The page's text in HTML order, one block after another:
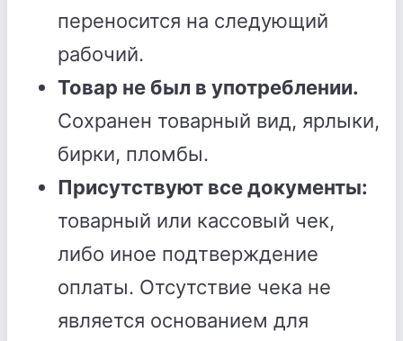
переносится на следующий
рабочий.
Товар не был в употреблении.
Сохранен товарный вид, ярлыки,
бирки, пломбы.
Присутствуют все документы:
товарный или кассовый чек,
либо иное подтверждение
оплаты. Отсутствие чека не
является основанием для